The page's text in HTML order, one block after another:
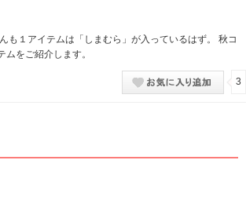
も１アイテムは「しまむら」が入っているはず。 秋コ
をご紹介します。
3